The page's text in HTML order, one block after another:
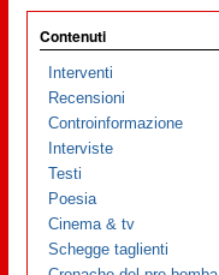
Contenuti
Interventi
Recensioni
Controinformazione
Interviste
Testi
Poesia
Cinema & tv
Schegge taglienti